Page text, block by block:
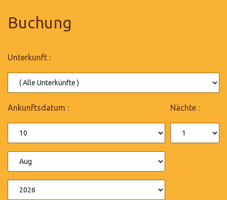
Buchung
Unterkunft :
Ankunftsdatum : Nächte :